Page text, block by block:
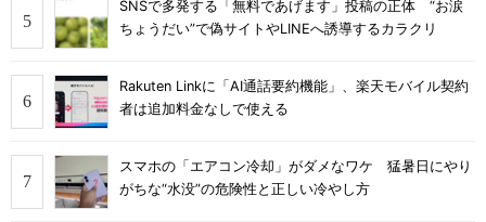
SNSで多発する「無料であげます」投稿の正体 “お涙
ちょうだい”で偽サイトやLINEへ誘導するカラクリ
Rakuten Linkに「AI通話要約機能」、楽天モバイル契約
者は追加料金なしで使える
スマホの「エアコン冷却」がダメなワケ 猛暑日にやり
がちな“水没”の危険性と正しい冷やし方